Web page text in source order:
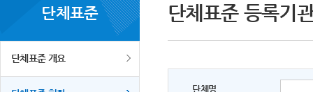
단체표준
단체표준 개요
단체표준 등록기
단체명